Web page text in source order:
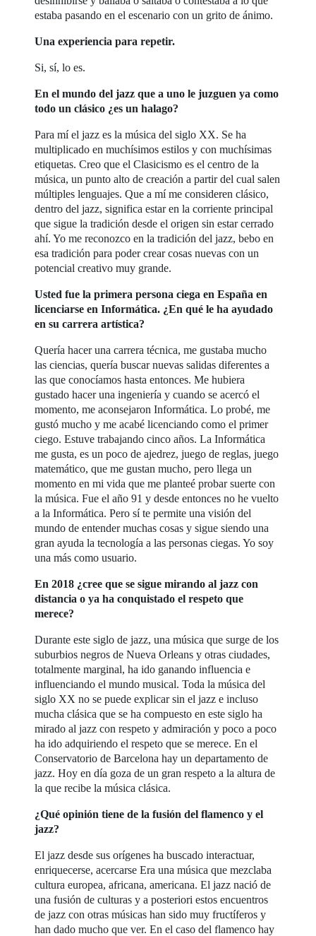
estaba pasando en el escenario con un grito de ánimo.
Una experiencia para repetir.
Si, sí, lo es.
En el mundo del jazz que a uno le juzguen ya como
todo un clásico ¿es un halago?
Para mí el jazz es la música del siglo XX. Se ha
multiplicado en muchísimos estilos y con muchísimas
etiquetas. Creo que el Clasicismo es el centro de la
música, un punto alto de creación a partir del cual salen
múltiples lenguajes. Que a mí me consideren clásico,
dentro del jazz, significa estar en la corriente principal
que sigue la tradición desde el origen sin estar cerrado
ahí. Yo me reconozco en la tradición del jazz, bebo en
esa tradición para poder crear cosas nuevas con un
potencial creativo muy grande.
Usted fue la primera persona ciega en España en
licenciarse en Informática. ¿En qué le ha ayudado
en su carrera artística?
Quería hacer una carrera técnica, me gustaba mucho
las ciencias, quería buscar nuevas salidas diferentes a
las que conocíamos hasta entonces. Me hubiera
gustado hacer una ingeniería y cuando se acercó el
momento, me aconsejaron Informática. Lo probé, me
gustó mucho y me acabé licenciando como el primer
ciego. Estuve trabajando cinco años. La Informática
me gusta, es un poco de ajedrez, juego de reglas, juego
matemático, que me gustan mucho, pero llega un
momento en mi vida que me planteé probar suerte con
la música. Fue el año 91 y desde entonces no he vuelto
a la Informática. Pero sí te permite una visión del
mundo de entender muchas cosas y sigue siendo una
gran ayuda la tecnología a las personas ciegas. Yo soy
una más como usuario.
En 2018 ¿cree que se sigue mirando al jazz con
distancia o ya ha conquistado el respeto que
merece?
Durante este siglo de jazz, una música que surge de los
suburbios negros de Nueva Orleans y otras ciudades,
totalmente marginal, ha ido ganando influencia e
influenciando el mundo musical. Toda la música del
siglo XX no se puede explicar sin el jazz e incluso
mucha clásica que se ha compuesto en este siglo ha
mirado al jazz con respeto y admiración y poco a poco
ha ido adquiriendo el respeto que se merece. En el
Conservatorio de Barcelona hay un departamento de
jazz. Hoy en día goza de un gran respeto a la altura de
la que recibe la música clásica.
¿Qué opinión tiene de la fusión del flamenco y el
jazz?
El jazz desde sus orígenes ha buscado interactuar,
enriquecerse, acercarse Era una música que mezclaba
cultura europea, africana, americana. El jazz nació de
una fusión de culturas y a posteriori estos encuentros
de jazz con otras músicas han sido muy fructíferos y
han dado mucho que ver. En el caso del flamenco hay